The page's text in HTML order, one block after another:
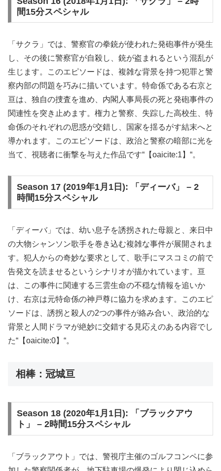
間15分スペシャル
「サクラ」では、警察官の拳銃が使われた発砲事件が発生
し、その後に警察官が自殺し、銃が盗まれるという混乱が
生じます。このエピソードは、複雑な背景を持つ犯罪と警
察内部の問題を巧みに描いています。特命係である右京と
亘は、独自の捜査を進め、内閣人事局長の死と発砲事件の
関連性を突き止めます。権力と警察、失踪した高校生、特
命係のそれぞれの思惑が交錯し、国家を揺るがす結末へと
導かれます。このエピソードは、政治と警察の暗部に光を
当て、視聴者に衝撃を与えた作品です​“【oaicite:1】“​。
Season 17 (2019年1月1日): 「ディーバ」 – 2
時間15分スペシャル
「ディーバ」では、幼い息子を誘拐された母親と、来日中
の大物シャンソン歌手を巻き込む複雑な事件が展開されま
す。犯人からの奇妙な要求として、歌手にマスコミの前で
告発文を読ませるというシナリオが描かれています。亘
は、この事件に関連する三雲生命の不穏な情報を追いか
け、右京は元特命係の神戸尊に協力を求めます。このエピ
ソードは、誘拐と殺人の2つの事件が絡み合い、政治的な
背景と人間ドラマが絶妙に交錯する見応えのある内容でし
た​“【oaicite:0】“​。
相棒：冠城亘
Season 18 (2020年1月1日): 「ブラックアウ
ト」 – 2時間15分スペシャル
「ブラックアウト」では、警視庁主催のゴルフコンペに参